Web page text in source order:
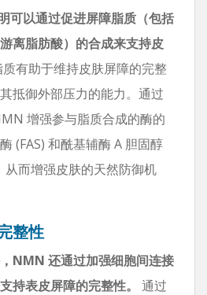
可以通过促进屏障脂质（包括
离脂肪酸）的合成来支持皮
有助于维持皮肤屏障的完整
抵御外部压力的能力。通过
增强参与脂质合成的酶的
(FAS) 和酰基辅酶 A 胆固醇
从而增强皮肤的天然防御机
整性
NMN 还通过加强细胞间连接
持表皮屏障的完整性。
通过